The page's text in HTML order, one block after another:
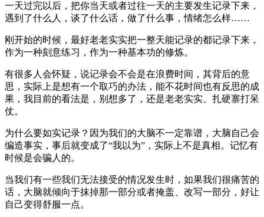
一天过完以后，把你当天或者过往一天的主要发生记录下来，
遇到了什么人，谈了什么话，做了什么事，情绪怎么样……
刚开始的时候，最好老老实实把一整天能记录的都记录下来，
作为一种刻意练习，作为一种基本功的修炼。
有很多人会怀疑，说记录会不会是在浪费时间，其背后的意
思，实际上是想有一个取巧的办法，能不花时间也有反思的成
果，我目前的看法是，别想多了，还是老老实实、扎硬寨打呆
仗。
为什么要如实记录？因为我们的大脑不一定靠谱，大脑自己会
编造事实，事后就变成了“我以为”，实际上不是真相。记忆有
时候是会骗人的。
当我们有一些我们无法接受的情况发生时，如果我们很痛苦的
话，大脑就倾向于抹掉那一部分或者掩盖、改写一部分，好让
自己变得舒服一点。